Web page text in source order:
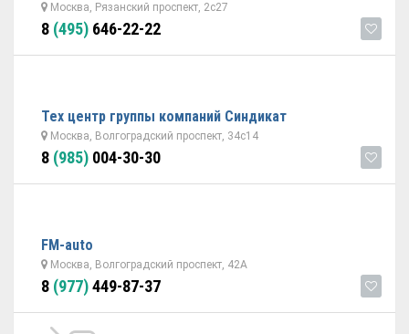
Москва, Рязанский проспект, 2с27
8 (495) 646-22-22
Тех центр группы компаний Синдикат
Москва, Волгоградский проспект, 34с14
8 (985) 004-30-30
FM-auto
Москва, Волгоградский проспект, 42А
8 (977)449-87-37